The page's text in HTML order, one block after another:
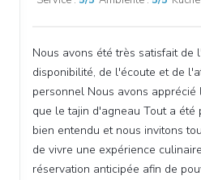
Nous avons été très satisfait de
disponibilité, de l'écoute et de
personnel Nous avons
que le tajin d'agneau Tout a été
bien entendu et nous invitons
de vivre une expérience
réservation anticipée afin de